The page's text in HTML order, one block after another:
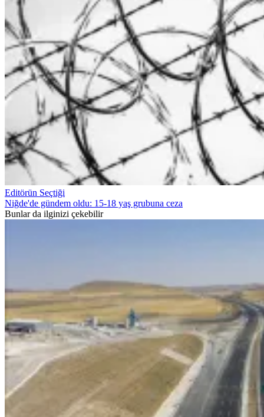
Editörün Seçtiği
Niğde'de gündem oldu: 15-18 yaş grubuna ceza
Bunlar da ilginizi çekebilir